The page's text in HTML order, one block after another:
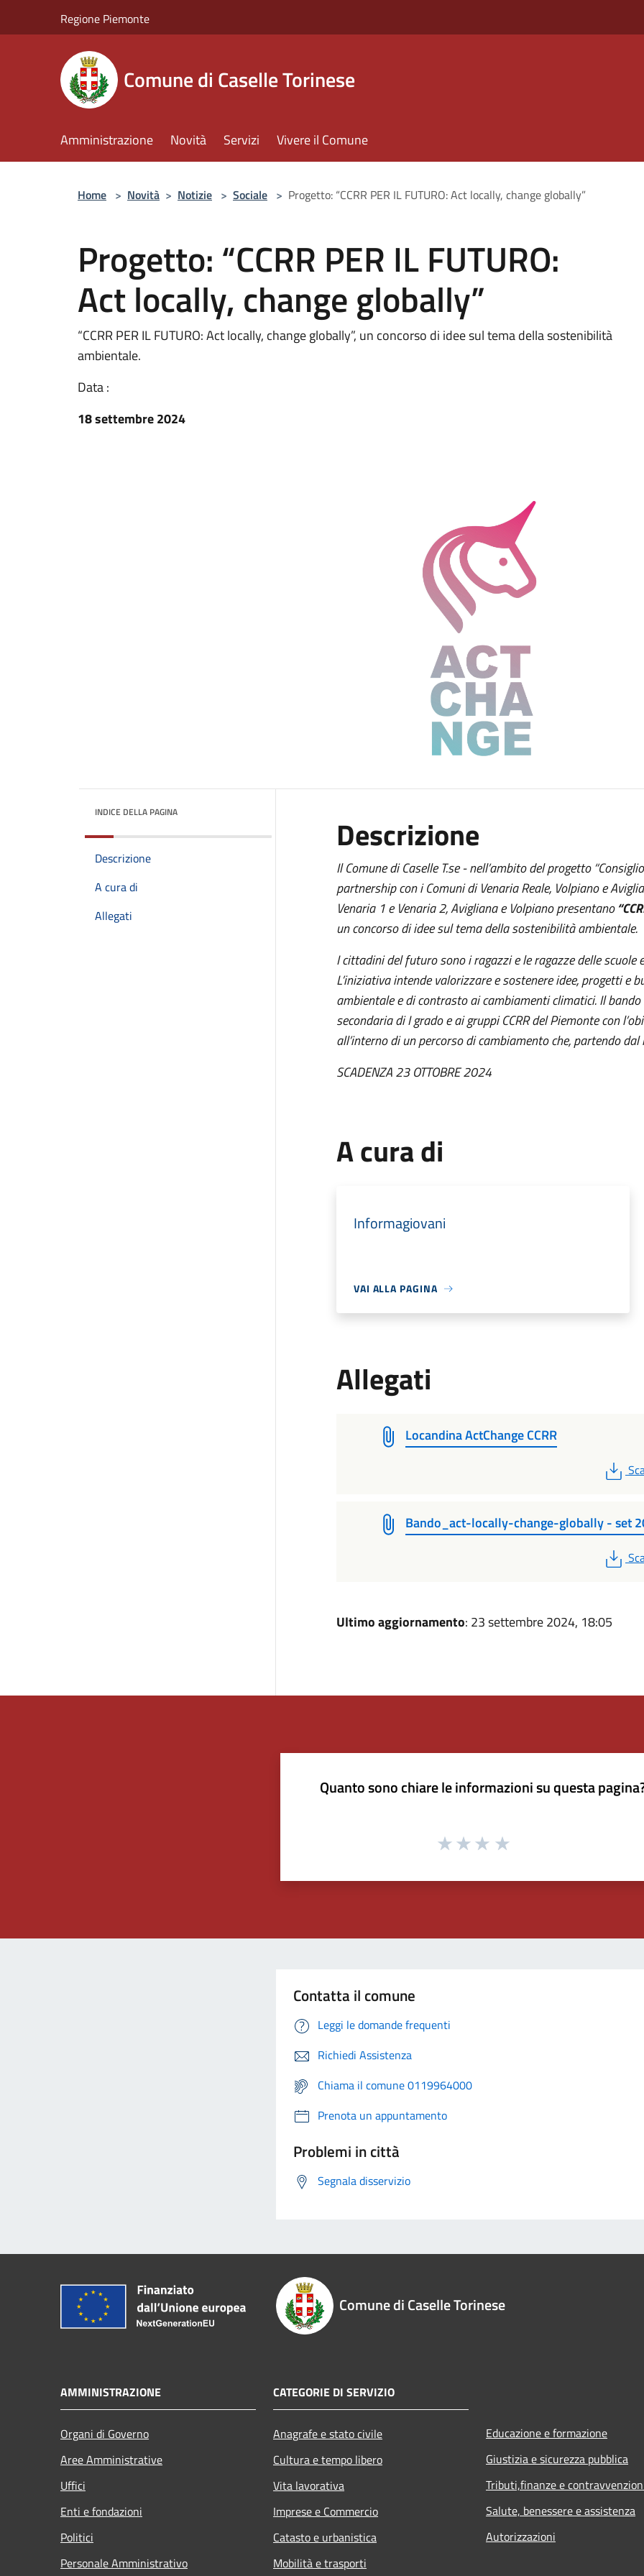
Regione Piemonte
Comune di Caselle Torinese
Amministrazione Novità Servizi Vivere il Comune
Home > Novità > Notizie > Sociale > Progetto: “CCRR PER IL FUTURO: Act locally, change globally”
Progetto: “CCRR PER IL FUTURO:
Act locally, change globally”
“CCRR PER IL FUTURO: Act locally, change globally”, un concorso di idee sul tema della sostenibilità
ambientale.
Data :
18 settembre 2024
INDICE DELLA PAGINA
Descrizione
A cura di
Allegati
Descrizione
Il Comune di Caselle T.se - nell’ambito del progetto
partnership con i Comuni di Venaria Reale, Volpiano e
Venaria 1 e Venaria 2, Avigliana e Volpiano presentano
un concorso di idee sul tema della sostenibilità ambientale.
I cittadini del futuro sono i ragazzi e le ragazze delle scuole
L’iniziativa intende valorizzare e sostenere idee, progetti e
ambientale e di contrasto ai cambiamenti climatici. Il
secondaria di I grado e ai gruppi CCRR del Piemonte con
all’interno di un percorso di cambiamento che, partendo
SCADENZA 23 OTTOBRE 2024
A cura di
Informagiovani
VAI ALLA PAGINA
Allegati
Locandina ActChange CCRR
Bando_act-locally-change-globally - set
Ultimo aggiornamento: 23 settembre 2024, 18:05
Quanto sono chiare le informazioni su questa
Contatta il comune
Leggi le domande frequenti
Richiedi Assistenza
Chiama il comune 0119964000
Prenota un appuntamento
Problemi in città
Segnala disservizio
Comune di Caselle Torinese
AMMINISTRAZIONE
Organi di Governo
Aree Amministrative
Uffici
Enti e fondazioni
Politici
Personale Amministrativo
CATEGORIE DI SERVIZIO
Anagrafe e stato civile
Cultura e tempo libero
Vita lavorativa
Imprese e Commercio
Catasto e urbanistica
Mobilità e trasporti
Educazione e formazione
Giustizia e sicurezza pubblica
Tributi,finanze e
Salute, benessere e assistenza
Autorizzazioni